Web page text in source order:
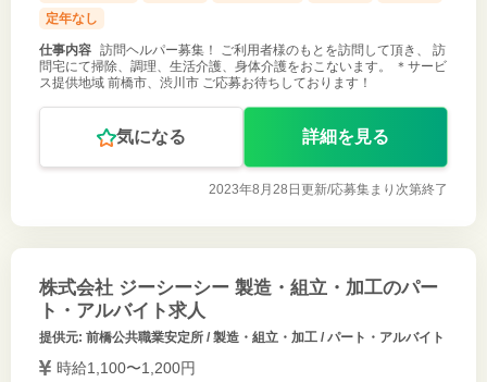
定年なし
仕事内容 訪問ヘルパー募集！ ご利用者様のもとを訪問して頂き、 訪
問宅にて掃除、調理、生活介護、身体介護をおこないます。 ＊サービ
ス提供地域 前橋市、渋川市 ご応募お待ちしております！
気になる 詳細を見る
2023年8月28日更新/応募集まり次第終了
株式会社 ジーシーシー 製造・組立・加工のパー
ト・アルバイト求人
提供元: 前橋公共職業安定所 / 製造・組立・加工 / パート・アルバイト
時給1,100〜1,200円